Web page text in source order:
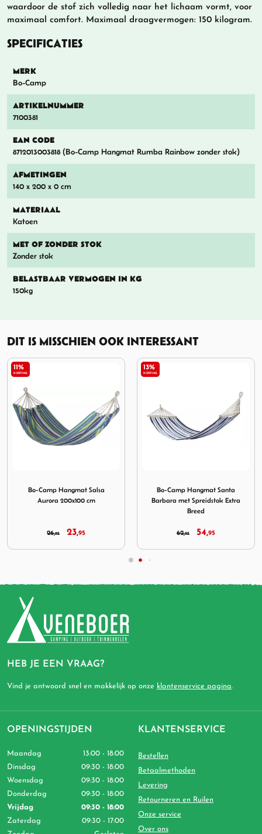
waardoor de stof zich volledig naar het lichaam vormt, voor
maximaal comfort. Maximaal draagvermogen: 150 kilogram.
SPECIFICATIES
MERK
Bo-Camp
ARTIKELNUMMER
7100381
EAN CODE
8712013003818 (Bo-Camp Hangmat Rumba Rainbow zonder stok)
AFMETINGEN
140 x 200 x 0 cm
MATERIAAL
Katoen
MET OF ZONDER STOK
Zonder stok
BELASTBAAR VERMOGEN IN KG
150kg
DIT IS MISSCHIEN OOK INTERESSANT
13%
KORTING
Bo-Camp Hangmat Santa
Barbara met Spreidstok Extra
62,95 54,95
16%
KORTING
Bo-Camp Hangmat met
spreidstok
35,50 29,95
HEB JE EEN VRAAG?
Vind je antwoord snel en makkelijk op onze klantenservice pagina.
OPENINGSTIJDEN
Maandag
13:00 - 18:00
Dinsdag
09:30 - 18:00
Woensdag
09:30 - 18:00
Donderdag
09:30 - 18:00
Vrijdag
09:30 - 18:00
Zaterdag
09:30 - 17:00
KLANTENSERVICE
Bestellen
Betaalmethoden
Levering
Retourneren en Ruilen
Onze service
Over ons